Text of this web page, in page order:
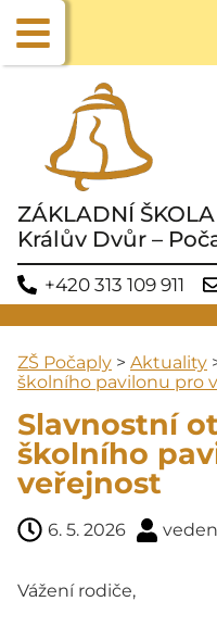
ZÁKLADNÍ
Králův Dvůr –
+420 313 109 911
ZŠ Počaply > Aktuality
školního pavilonu pro
Slavnostní
školního
veřejnost
6. 5. 2026
Vážení rodiče,